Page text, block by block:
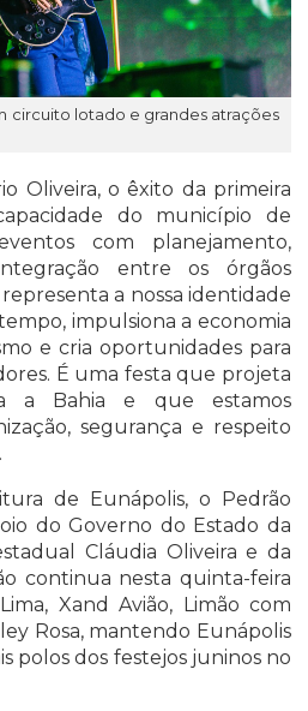
circuito lotado e grandes atrações
Oliveira, o êxito da primeira
do município de
com planejamento,
entre os órgãos
a nossa identidade
impulsiona a economia
e cria oportunidades para
É uma festa que projeta
a Bahia e que estamos
segurança e respeito
de Eunápolis, o Pedrão
do Governo do Estado da
Cláudia Oliveira e da
continua nesta quinta-feira
Xand Avião, Limão com
Rosa, mantendo Eunápolis
polos dos festejos juninos no